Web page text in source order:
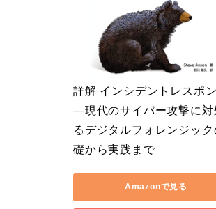
詳解 インシデントレスポ
―現代のサイバー攻撃に対
るデジタルフォレンジック
礎から実践まで
Amazonで見る